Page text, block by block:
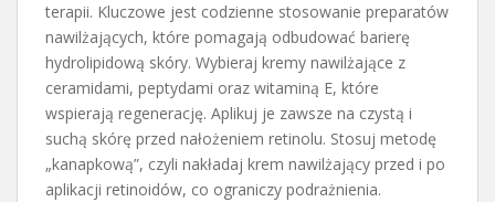
terapii. Kluczowe jest codzienne stosowanie preparatów
nawilżających, które pomagają odbudować barierę
hydrolipidową skóry. Wybieraj kremy nawilżające z
ceramidami, peptydami oraz witaminą E, które
wspierają regenerację. Aplikuj je zawsze na czystą i
suchą skórę przed nałożeniem retinolu. Stosuj metodę
„kanapkową”, czyli nakładaj krem nawilżający przed i po
aplikacji retinoidów, co ograniczy podrażnienia.